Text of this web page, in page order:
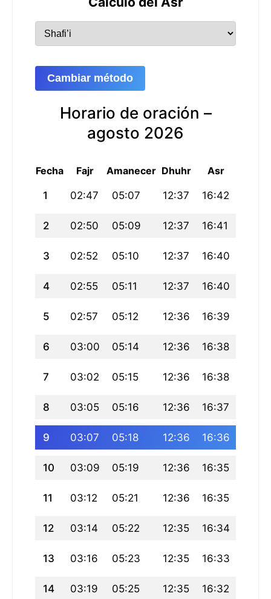
Cambiar método
Horario de oración –
agosto 2026
Fecha Fajr Amanecer Dhuhr Asr
1 02:47 05:07 12:37 16:42
2 02:50 05:09 12:37 16:41
3 02:52 05:10 12:37 16:40
4 02:55 05:11 12:37 16:40
5 02:57 05:12 12:36 16:39
6 03:00 05:14 12:36 16:38
7 03:02 05:15 12:36 16:38
8 03:05 05:16 12:36 16:37
9 03:07 05:18 12:36 16:36
10 03:09 05:19 12:36 16:35
11 03:12 05:21 12:36 16:35
12 03:14 05:22 12:35 16:34
13 03:16 05:23 12:35 16:33
14 03:19 05:25 12:35 16:32